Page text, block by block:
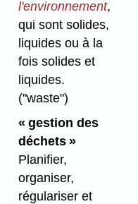
l'environnement,
qui sont solides,
liquides ou à la
fois solides et
liquides.
("waste")
« gestion des
déchets »
Planifier,
organiser,
régulariser et